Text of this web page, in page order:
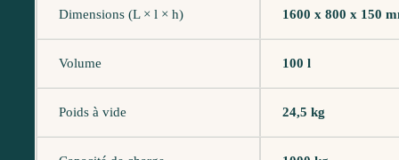
Dimensions (L × l × h) 1600 x 800 x 150
Volume 100 l
Poids à vide 24,5 kg